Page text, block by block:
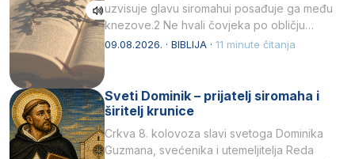
uzvisuje glavu siromahui posađuje ga među
knezove.2 Ne hvali čovjeka po obličju
njegovui…
09.08.2026. · BIBLIJA · 11 minute čitanja
Sveti Dominik – prijatelj siromaha i
širitelj krunice
Crkva 8. kolovoza slavi svetoga Dominika
Guzmana, svećenika i utemeljitelja Reda